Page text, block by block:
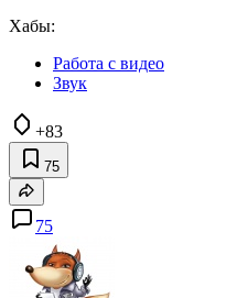
Хабы:
Работа с видео
Звук
+83
75
75